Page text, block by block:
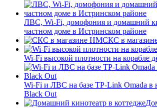
ЛВС, Wi-Fi, домофония и домашний
частном доме в Истринском районе
СКС в
Wi-Fi высокой плотности на корабле
Wi-Fi и ЛВС на базе TP-Link Omada в
Black Out